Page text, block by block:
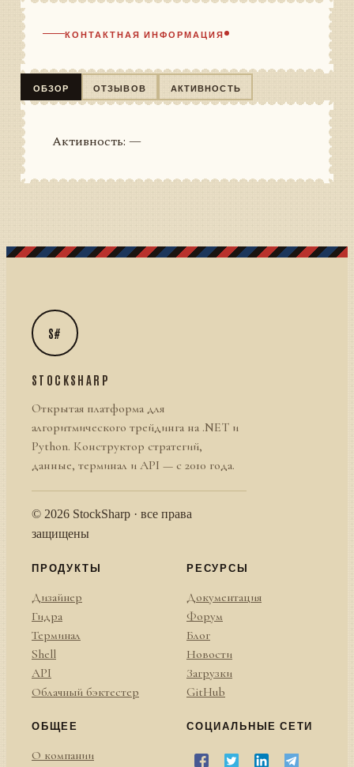
КОНТАКТНАЯ ИНФОРМАЦИЯ
ОБЗОР ОТЗЫВОВ АКТИВНОСТЬ
Активность: —
S#
STOCKSHARP
Открытая платформа для
алгоритмического трейдинга на .NET и
Python. Конструктор стратегий,
данные, терминал и API — с 2010 года.
© 2026 StockSharp · все права
защищены
ПРОДУКТЫ
Дизайнер
Гидра
Терминал
Shell
API
Облачный бэктестер
РЕСУРСЫ
Документация
Форум
Блог
Новости
Загрузки
GitHub
ОБЩЕЕ
О компании
СОЦИАЛЬНЫЕ СЕТИ